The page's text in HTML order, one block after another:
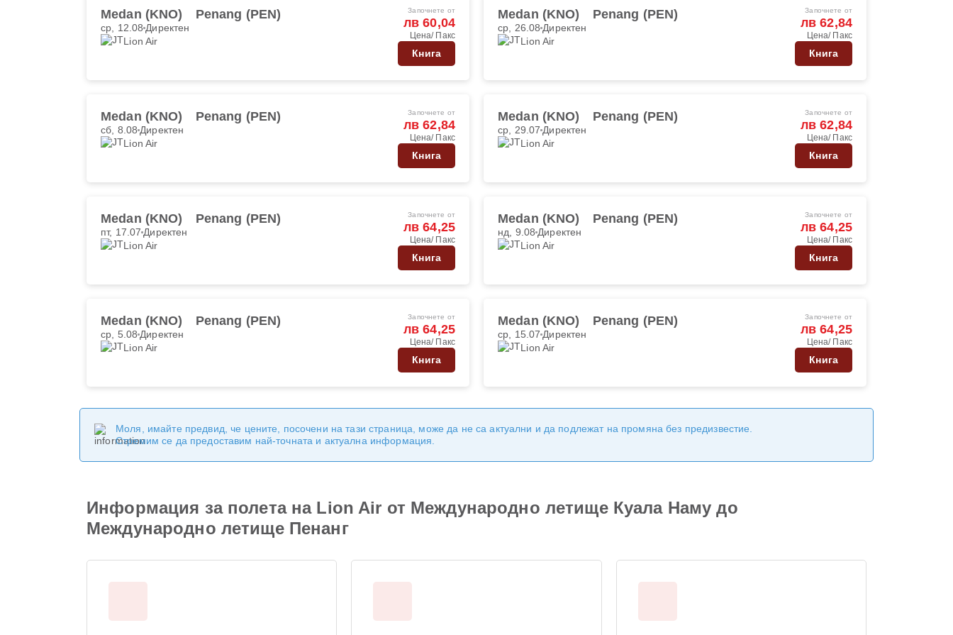
Medan (KNO) Penang (PEN)
ср, 12.08 Директен
Lion Air
Започнете от
лв 60,04
Цена/ Пакс
Книга
Medan (KNO) Penang (PEN)
ср, 26.08 Директен
Lion Air
Започнете от
лв 62,84
Цена/ Пакс
Книга
Medan (KNO) Penang (PEN)
сб, 8.08 Директен
Lion Air
Започнете от
лв 62,84
Цена/ Пакс
Книга
Medan (KNO) Penang (PEN)
ср, 29.07 Директен
Lion Air
Започнете от
лв 62,84
Цена/ Пакс
Книга
Medan (KNO) Penang (PEN)
пт, 17.07 Директен
Lion Air
Започнете от
лв 64,25
Цена/ Пакс
Книга
Medan (KNO) Penang (PEN)
нд, 9.08 Директен
Lion Air
Започнете от
лв 64,25
Цена/ Пакс
Книга
Medan (KNO) Penang (PEN)
ср, 5.08 Директен
Lion Air
Започнете от
лв 64,25
Цена/ Пакс
Книга
Medan (KNO) Penang (PEN)
ср, 15.07 Директен
Lion Air
Започнете от
лв 64,25
Цена/ Пакс
Книга
Моля, имайте предвид, че цените, посочени на тази страница, може да не са актуални и да подлежат на промяна без предизвестие.
Стремим се да предоставим най-точната и актуална информация.
Информация за полета на Lion Air от Международно летище Куала Наму до
Международно летище Пенанг